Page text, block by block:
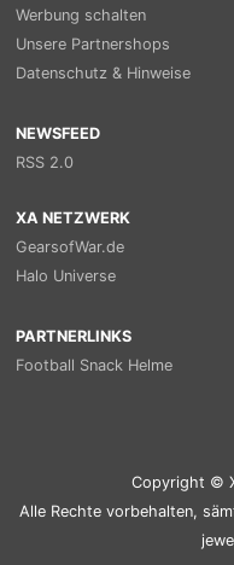
Werbung schalten
Unsere Partnershops
Datenschutz & Hinweise
NEWSFEED
RSS 2.0
XA NETZWERK
GearsofWar.de
Halo Universe
PARTNERLINKS
Football Snack Helme
Copyright ©
Alle Rechte vorbehalten,